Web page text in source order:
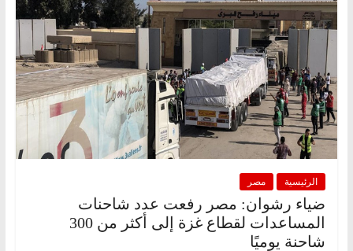
الرئيسية مصر
ضياء رشوان: مصر رفعت عدد شاحنات
المساعدات لقطاع غزة إلى أكثر من 300
شاحنة يوميًا